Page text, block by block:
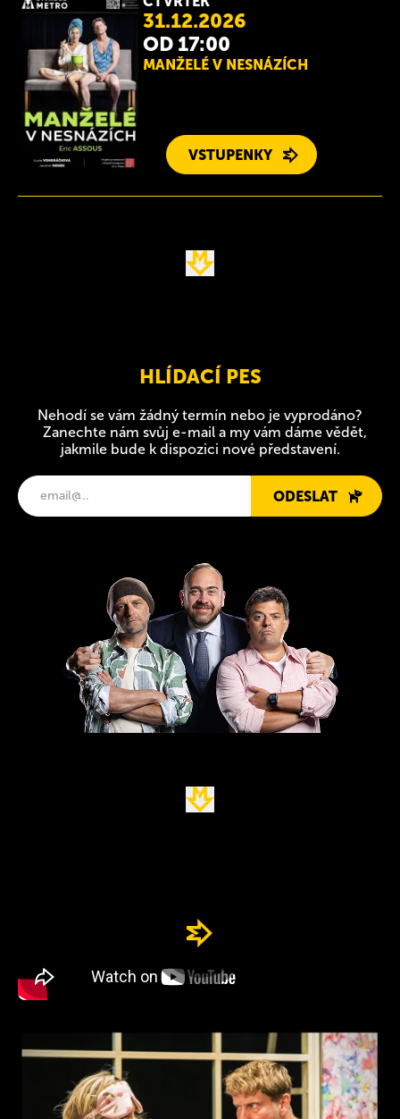
31.12.2026
OD 17:00
MANŽELÉ V NESNÁZÍCH
VSTUPENKY
HLÍDACÍ PES
Nehodí se vám žádný termín nebo je vyprodáno?
Zanechte nám svůj e-mail a my vám dáme vědět,
jakmile bude k dispozici nové představení.
ODESLAT